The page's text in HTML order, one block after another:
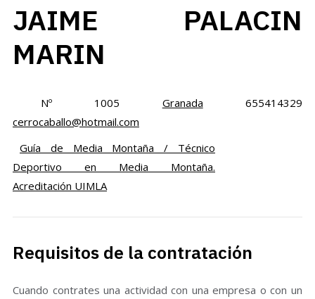
JAIME PALACIN
MARIN
Nº 1005 Granada
655414329
cerrocaballo@hotmail.com
Guía de Media Montaña / Técnico
Deportivo en Media Montaña.
Acreditación UIMLA
Requisitos de la contratación
Cuando contrates una actividad con una empresa o con un